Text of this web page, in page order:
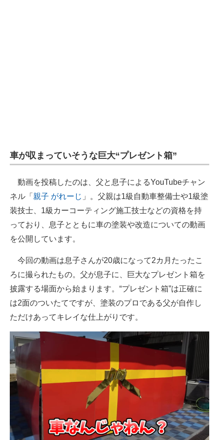
車が収まっていそうな巨大“プレゼント箱”
動画を投稿したのは、父と息子によるYouTubeチャン
ネル「 親子 がれーじ 」。父親は1級自動車整備士や1級塗
装技士、1級カーコーティング施工技士などの資格を持
っており、息子とともに車の塗装や改造についての動画
を公開しています。
今回の動画は息子さんが20歳になって2カ月たったこ
ろに撮られたもの。父が息子に、巨大なプレゼント箱を
披露する場面から始まります。“プレゼント箱”は正確に
は2面のついたてですが、塗装のプロである父が自作し
ただけあってキレイな仕上がりです。